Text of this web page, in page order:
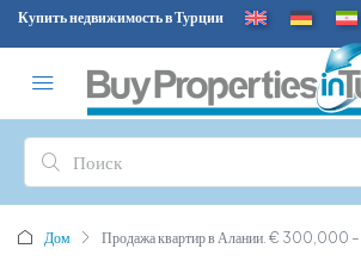
Купить недвижимость в Турции
Дом Продажа квартир в Алании. €